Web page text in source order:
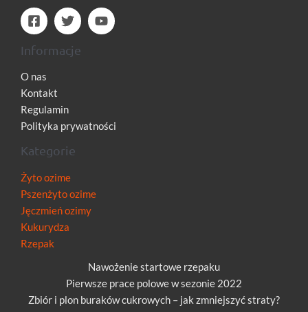
Informacje
O nas
Kontakt
Regulamin
Polityka prywatności
Kategorie
Żyto ozime
Pszenżyto ozime
Jęczmień ozimy
Kukurydza
Rzepak
Nawożenie startowe rzepaku
Pierwsze prace polowe w sezonie 2022
Zbiór i plon buraków cukrowych – jak zmniejszyć straty?